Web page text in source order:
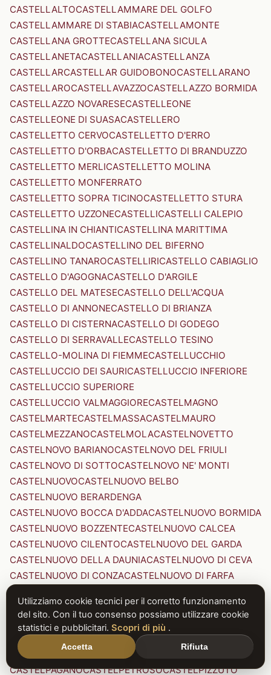
CASTELLALTOCASTELLAMMARE DEL GOLFO
CASTELLAMMARE DI STABIACASTELLAMONTE
CASTELLANA GROTTECASTELLANA SICULA
CASTELLANETACASTELLANIACASTELLANZA
CASTELLARCASTELLAR GUIDOBONOCASTELLARANO
CASTELLAROCASTELLAVAZZOCASTELLAZZO BORMIDA
CASTELLAZZO NOVARESECASTELLEONE
CASTELLEONE DI SUASACASTELLERO
CASTELLETTO CERVOCASTELLETTO D'ERRO
CASTELLETTO D'ORBACASTELLETTO DI BRANDUZZO
CASTELLETTO MERLICASTELLETTO MOLINA
CASTELLETTO MONFERRATO
CASTELLETTO SOPRA TICINOCASTELLETTO STURA
CASTELLETTO UZZONECASTELLICASTELLI CALEPIO
CASTELLINA IN CHIANTICASTELLINA MARITTIMA
CASTELLINALDOCASTELLINO DEL BIFERNO
CASTELLINO TANAROCASTELLIRICASTELLO CABIAGLIO
CASTELLO D'AGOGNACASTELLO D'ARGILE
CASTELLO DEL MATESECASTELLO DELL'ACQUA
CASTELLO DI ANNONECASTELLO DI BRIANZA
CASTELLO DI CISTERNACASTELLO DI GODEGO
CASTELLO DI SERRAVALLECASTELLO TESINO
CASTELLO-MOLINA DI FIEMMECASTELLUCCHIO
CASTELLUCCIO DEI SAURICASTELLUCCIO INFERIORE
CASTELLUCCIO SUPERIORE
CASTELLUCCIO VALMAGGIORECASTELMAGNO
CASTELMARTECASTELMASSACASTELMAURO
CASTELMEZZANOCASTELMOLACASTELNOVETTO
CASTELNOVO BARIANOCASTELNOVO DEL FRIULI
CASTELNOVO DI SOTTOCASTELNOVO NE' MONTI
CASTELNUOVOCASTELNUOVO BELBO
CASTELNUOVO BERARDENGA
CASTELNUOVO BOCCA D'ADDACASTELNUOVO BORMIDA
CASTELNUOVO BOZZENTECASTELNUOVO CALCEA
CASTELNUOVO CILENTOCASTELNUOVO DEL GARDA
CASTELNUOVO DELLA DAUNIACASTELNUOVO DI CEVA
CASTELNUOVO DI CONZACASTELNUOVO DI FARFA
CASTELNUOVO DI PORTO CASTELNUOVO DON BOSCO
CASTELNUOVO MAGRACASTELNUOVO NIGRA
CASTELNUOVO PARANOCASTELNUOVO RANGONE
CASTELNUOVO SCRIVIA
CASTELNUOVO VAL DI CECINA
CASTELPAGANOCASTELPETROSOCASTELPIZZUTO
Utilizziamo cookie tecnici per il corretto funzionamento
del sito. Con il tuo consenso possiamo utilizzare cookie
statistici e pubblicitari. Scopri di più .
Accetta Rifiuta